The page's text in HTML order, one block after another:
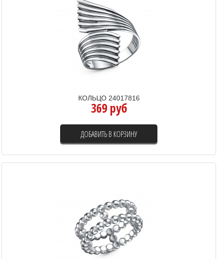
КОЛЬЦО 24017816
369 руб
ДОБАВИТЬ В КОРЗИНУ